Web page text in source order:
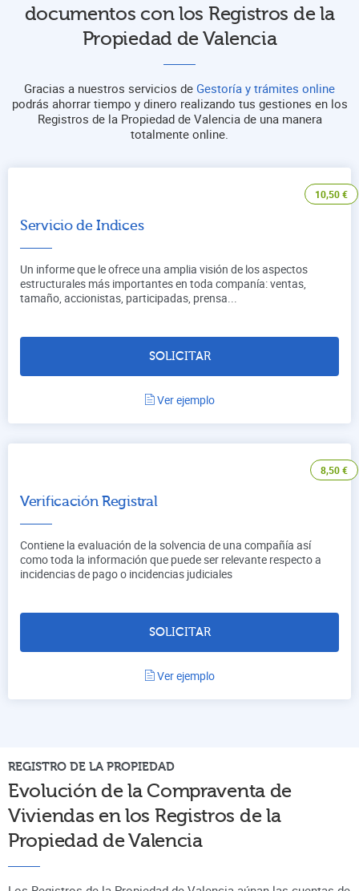
documentos con los Registros de la
Propiedad de Valencia
Gracias a nuestros servicios de Gestoría y trámites online
podrás ahorrar tiempo y dinero realizando tus gestiones en los
Registros de la Propiedad de Valencia de una manera
totalmente online.
10,50€
Servicio de Indices
Un informe que le ofrece una amplia visión de los aspectos
estructurales más importantes en toda companía: ventas,
tamaño, accionistas, participadas, prensa...
SOLICITAR
Ver ejemplo
8,50€
Verificación Registral
Contiene la evaluación de la solvencia de una compañía así
como toda la información que puede ser relevante respecto a
incidencias de pago o incidencias judiciales
SOLICITAR
Ver ejemplo
REGISTRO DE LA PROPIEDAD
Evolución de la Compraventa de
Viviendas en los Registros de la
Propiedad deValencia